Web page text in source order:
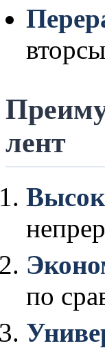
лент
по